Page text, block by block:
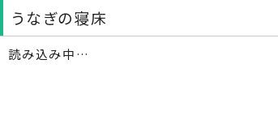
うなぎの寝床
読み込み中…